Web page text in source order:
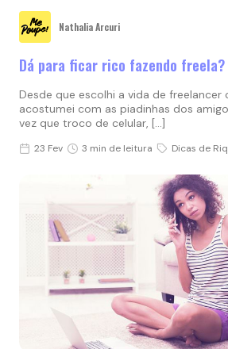
Nathalia Arcuri
Dá para ficar rico fazendo freela?
Desde que escolhi a vida de freelancer
acostumei com as piadinhas dos
vez que troco de celular, […]
23 Fev 3 min de leitura Dicas de